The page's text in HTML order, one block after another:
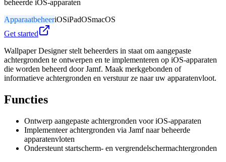
beheerde iOS-apparaten
ApparaatbeheeriOSiPadOSmacOS
Get started
Wallpaper Designer stelt beheerders in staat om aangepaste
achtergronden te ontwerpen en te implementeren op iOS-apparaten
die worden beheerd door Jamf. Maak merkgebonden of
informatieve achtergronden en verstuur ze naar uw apparatenvloot.
Functies
Ontwerp aangepaste achtergronden voor iOS-apparaten
Implementeer achtergronden via Jamf naar beheerde
apparatenvloten
Ondersteunt startscherm- en vergrendelschermachtergronden